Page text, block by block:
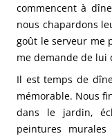
commencent à
nous chapardons
goût le serveur me
me demande de lui
Il est temps de
mémorable. Nous
dans le jardin,
peintures